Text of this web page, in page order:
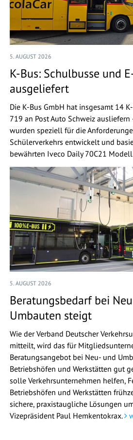
5. AUGUST 2026
K-Bus: Schulbusse und
ausgeliefert
Die K-Bus GmbH hat insgesamt 14
719 an Post Auto Schweiz ausliefern
wurden speziell für die
Schülerverkehrs entwickelt und
bewährten Iveco Daily 70C21
5. AUGUST 2026
Beratungsbedarf bei
Umbauten steigt
Wie der Verband Deutscher
mitteilt, wird das für
Beratungsangebot bei Neu- und
Betriebshöfen und Werkstätten gut
solle Verkehrsunternehmen helfen,
Betriebshöfen und Werkstätten
sichere, praxistaugliche Lösungen
Vizepräsident Paul Hemkentokrax.